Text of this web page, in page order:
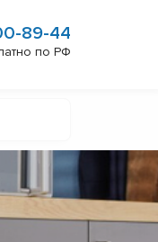
89-44
по РФ